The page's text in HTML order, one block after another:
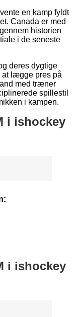
en kamp fyldt
Canada er med
historien
i de seneste
deres dygtige
at lægge pres på
med træner
spillestil
i kampen.
i ishockey
i ishockey